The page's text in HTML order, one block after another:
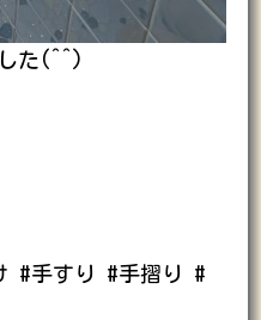
た(^^)
#手すり #手摺り #